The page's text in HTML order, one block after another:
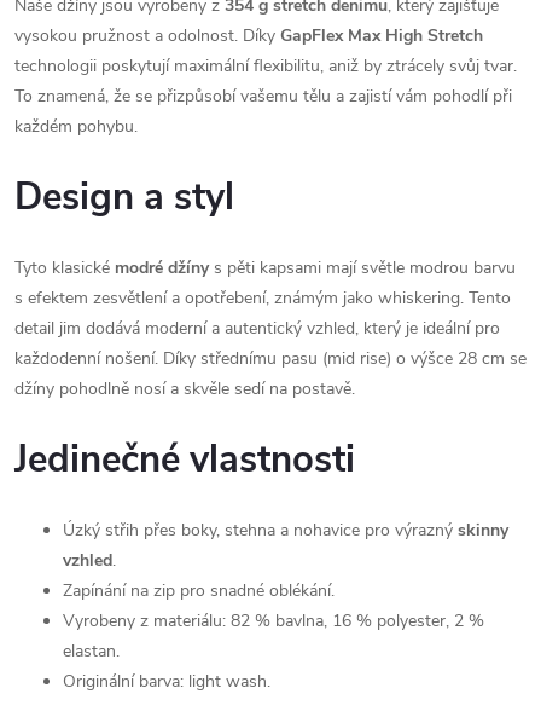
Naše džíny jsou vyrobeny z 354 g stretch denimu, který zajišťuje
vysokou pružnost a odolnost. Díky GapFlex Max High Stretch
technologii poskytují maximální flexibilitu, aniž by ztrácely svůj tvar.
To znamená, že se přizpůsobí vašemu tělu a zajistí vám pohodlí při
každém pohybu.
Design a styl
Tyto klasické modré džínys pěti kapsami mají světle modrou barvu
s efektem zesvětlení a opotřebení, známým jako whiskering. Tento
detail jim dodává moderní a autentický vzhled, který je ideální pro
každodenní nošení. Díky střednímu pasu (mid rise) o výšce 28 cm se
džíny pohodlně nosí a skvěle sedí na postavě.
Jedinečné vlastnosti
Úzký střih přes boky, stehna a nohavice pro výrazný skinny
vzhled.
Zapínání na zip pro snadné oblékání.
Vyrobeny z materiálu: 82 % bavlna, 16 % polyester, 2 %
elastan.
Originální barva: light wash.